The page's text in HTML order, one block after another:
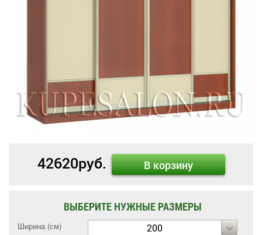
42620руб. В корзину
ВЫБЕРИТЕ НУЖНЫЕ РАЗМЕРЫ
Ширина (см) 200